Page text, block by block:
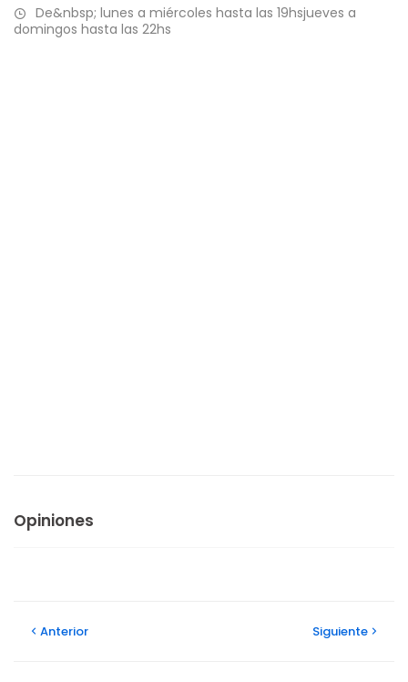
De&nbsp; lunes a miércoles hasta las 19hsjueves a
domingos hasta las 22hs
Opiniones
Anterior Siguiente